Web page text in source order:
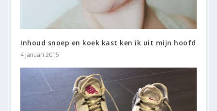
Inhoud snoep en koek kast ken ik uit mijn hoofd
4 januari 2015